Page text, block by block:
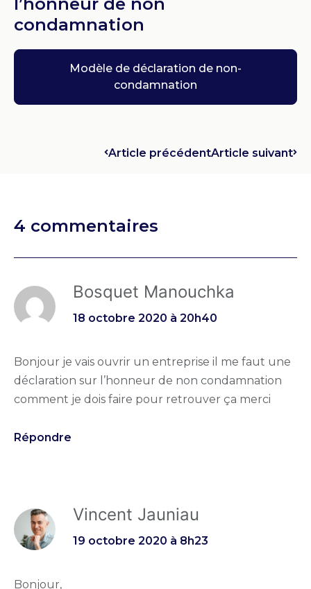
condamnation
Modèle de déclaration de non-
condamnation
Article précédentArticle suivant
4 commentaires
Bosquet Manouchka
18 octobre 2020 à 20h40
Bonjour je vais ouvrir un entreprise il me faut une
déclaration sur l’honneur de non condamnation
comment je dois faire pour retrouver ça merci
Répondre
Vincent Jauniau
19 octobre 2020 à 8h23
Bonjour,